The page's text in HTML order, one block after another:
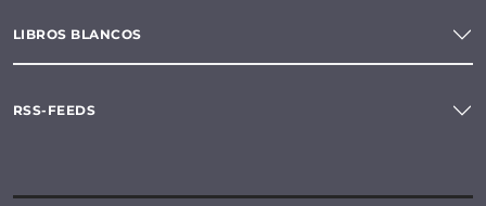
LIBROS BLANCOS
RSS-FEEDS